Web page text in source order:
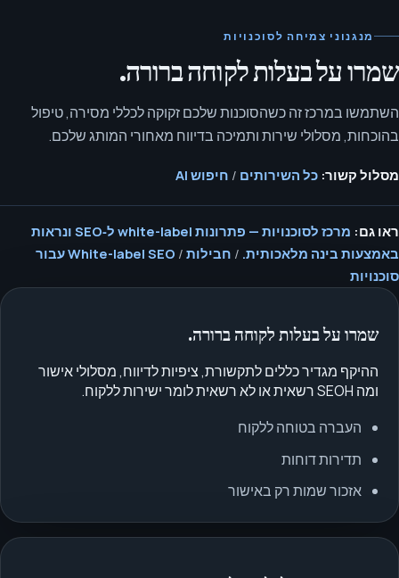
מנגנוני צמיחה לסוכנויות
שמרו על בעלות לקוחה ברורה.
השתמשו במרכז זה כשהסוכנות שלכם זקוקה לכללי מסירה, טיפול
בהוכחות, מסלולי שירות ותמיכה בדיווח מאחורי המותג שלכם.
מסלול קשור: כל השירותים / חיפוש AI
ראו גם:
מרכז לסוכנויות — פתרונות white-label ל‑SEO ונראות
באמצעות בינה מלאכותית. / חבילות /
White-label SEO עבור
סוכנויות
שמרו על בעלות לקוחה ברורה.
ההיקף מגדיר כללים לתקשורת, ציפיות לדיווח, מסלולי אישור
ומה SEOH רשאית או לא רשאית לומר ישירות ללקוח.
העברה בטוחה ללקוח
תדירות דוחות
אזכור שמות רק באישור